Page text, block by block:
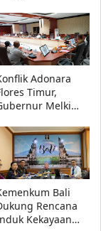
Gustaf
Adonara
Timur,
Melki
Segera
Bali
Rencana
Kekayaan